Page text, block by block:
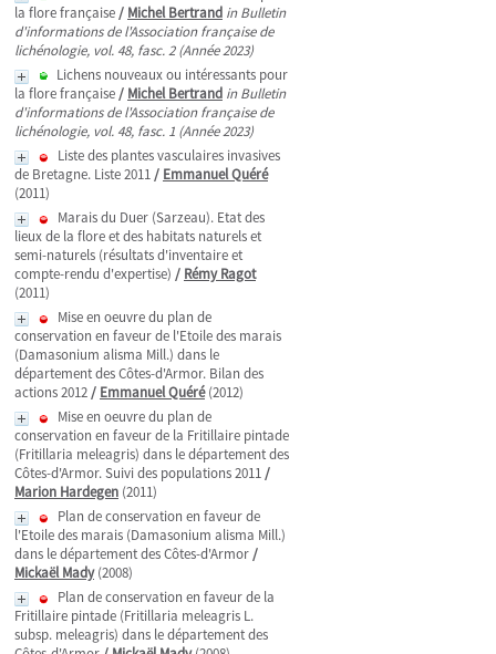
la flore française/ Michel Bertrand in Bulletin
d'informations de l'Association française de
lichénologie, vol. 48, fasc. 2 (Année 2023)
Lichens nouveaux ou intéressants pour
la flore française/ Michel Bertrand in Bulletin
d'informations de l'Association française de
lichénologie, vol. 48, fasc. 1 (Année 2023)
Liste des plantes vasculaires invasives
de Bretagne. Liste 2011/ Emmanuel Quéré
(2011)
Marais du Duer (Sarzeau). Etat des
lieux de la flore et des habitats naturels et
semi-naturels (résultats d'inventaire et
compte-rendu d'expertise) / Rémy Ragot
(2011)
Mise en oeuvre du plan de
conservation en faveur de l'Etoile des marais
(Damasonium alisma Mill.) dans le
département des Côtes-d'Armor. Bilan des
actions 2012/ Emmanuel Quéré(2012)
Mise en oeuvre du plan de
conservation en faveur de la Fritillaire pintade
(Fritillaria meleagris) dans le département des
Côtes-d'Armor. Suivi des populations 2011/
Marion Hardegen (2011)
Plan de conservation en faveur de
l'Etoile des marais (Damasonium alisma Mill.)
dans le département des Côtes-d'Armor/
Mickaël Mady(2008)
Plan de conservation en faveur de la
Fritillaire pintade (Fritillaria meleagris L.
subsp. meleagris) dans le département des